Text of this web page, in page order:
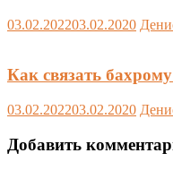
03.02.202203.02.2020
Как связать
03.02.202203.02.2020
Добавить